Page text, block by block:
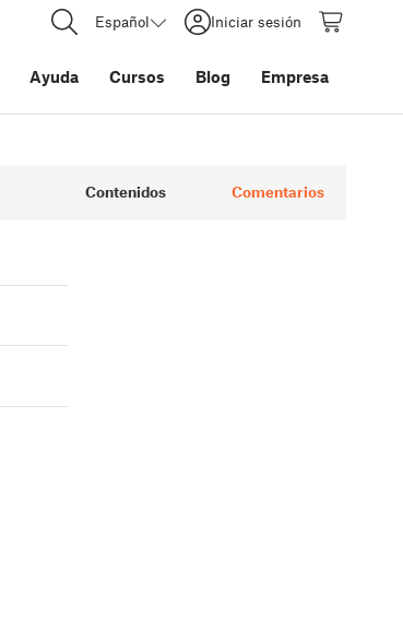
Español Iniciar sesión
Ayuda Cursos Blog Empresa
Contenidos Comentarios